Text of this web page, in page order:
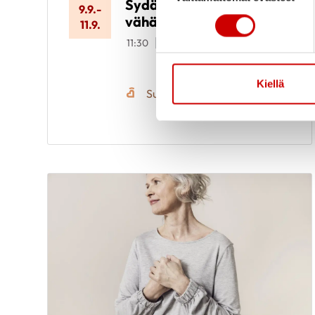
Kiellä
9.9.-
11.9.
Sydänkurssi
vähävaraisille
11:30
hyvinvointikeskus
Seiskarinkatu 35, 20900
Suomen Sydänliitto ry